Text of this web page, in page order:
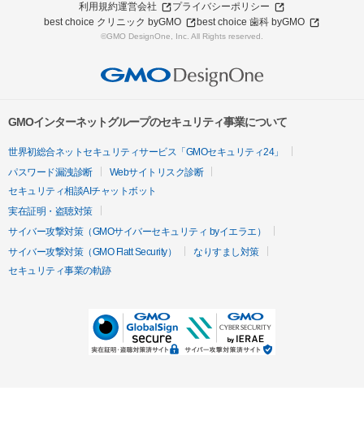
利用規約運営会社
プライバシーポリシー
best choice クリニック byGMO
best choice 歯科 byGMO
©GMO DesignOne, Inc. All Rights reserved.
GMOインターネットグループのセキュリティ事業について
世界初総合ネットセキュリティサービス「GMOセキュリティ24」
パスワード漏洩診断
Webサイトリスク診断
セキュリティ相談AIチャットボット
実在証明・盗聴対策
サイバー攻撃対策（GMOサイバーセキュリティ byイエラエ）
サイバー攻撃対策（GMO Flatt Security）
なりすまし対策
セキュリティ事業の軌跡